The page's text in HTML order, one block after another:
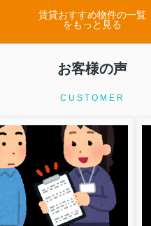
賃貸おすすめ物件の一覧
をもっと見る
お客様の声
CUSTOMER